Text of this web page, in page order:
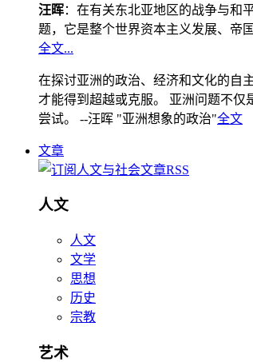
汪晖：在有关东北亚地区的战争与和
题，它是整个世界资本主义发展、帝
全文...
在探讨亚洲的政治、经济和文化的自
才能得到超越或克服。 亚洲问题不
尝试。 --汪晖 "亚洲想象的政治"全文
文章
人文
人文
文学
思想
历史
宗教
艺术